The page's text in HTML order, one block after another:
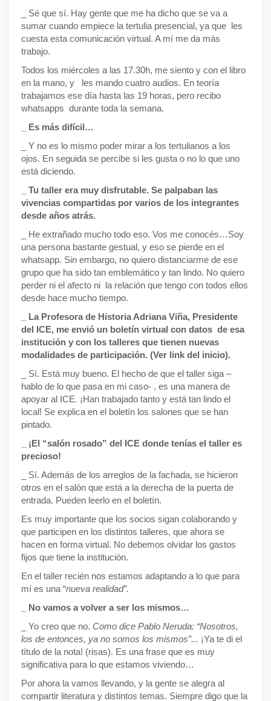
_ Sé que sí. Hay gente que me ha dicho que se va a
sumar cuando empiece la tertulia presencial, ya que les
cuesta esta comunicación virtual. A mí me da más
trabajo.
Todos los miércoles a las 17.30h, me siento y con el libro
en la mano, y les mando cuatro audios. En teoría
trabajamos ese día hasta las 19 horas, pero recibo
whatsapps durante toda la semana.
_ Es más difícil…
_ Y no es lo mismo poder mirar a los tertulianos a los
ojos. En seguida se percibe si les gusta o no lo que uno
está diciendo.
_ Tu taller era muy disfrutable. Se palpaban las
vivencias compartidas por varios de los integrantes
desde años atrás.
_ He extrañado mucho todo eso. Vos me conocés…Soy
una persona bastante gestual, y eso se pierde en el
whatsapp. Sin embargo, no quiero distanciarme de ese
grupo que ha sido tan emblemático y tan lindo. No quiero
perder ni el afecto ni la relación que tengo con todos ellos
desde hace mucho tiempo.
_ La Profesora de Historia Adriana Viña, Presidente
del ICE, me envió un boletín virtual con datos de esa
institución y con los talleres que tienen nuevas
modalidades de participación. (Ver link del inicio).
_ Sí. Está muy bueno. El hecho de que el taller siga –
hablo de lo que pasa en mi caso- , es una manera de
apoyar al ICE. ¡Han trabajado tanto y está tan lindo el
local! Se explica en el boletín los salones que se han
pintado.
_ ¡El “salón rosado” del ICE donde tenías el taller es
precioso!
_ Sí. Además de los arreglos de la fachada, se hicieron
otros en el salón que está a la derecha de la puerta de
entrada. Pueden leerlo en el boletín.
Es muy importante que los socios sigan colaborando y
que participen en los distintos talleres, que ahora se
hacen en forma virtual. No debemos olvidar los gastos
fijos que tiene la institución.
En el taller recién nos estamos adaptando a lo que para
mí es una “nueva realidad”.
_ No vamos a volver a ser los mismos…
_ Yo creo que no. Como dice Pablo Neruda: “Nosotros,
los de entonces, ya no somos los mismos”... ¡Ya te di el
título de la nota! (risas). Es una frase que es muy
significativa para lo que estamos viviendo…
Por ahora la vamos llevando, y la gente se alegra al
compartir literatura y distintos temas. Siempre digo que la